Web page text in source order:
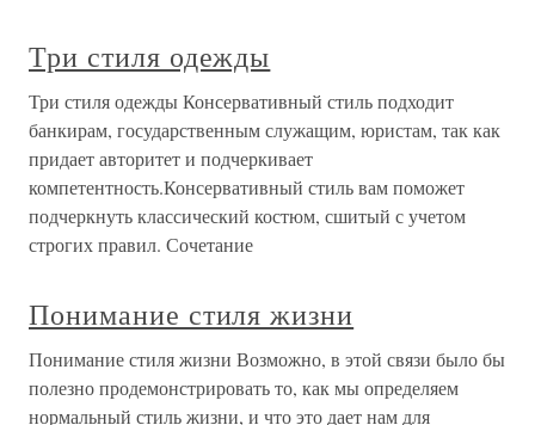
Три стиля одежды
Три стиля одежды Консервативный стиль подходит
банкирам, государственным служащим, юристам, так как
придает авторитет и подчеркивает
компетентность.Консервативный стиль вам поможет
подчеркнуть классический костюм, сшитый с учетом
строгих правил. Сочетание
Понимание стиля жизни
Понимание стиля жизни Возможно, в этой связи было бы
полезно продемонстрировать то, как мы определяем
нормальный стиль жизни, и что это дает нам для